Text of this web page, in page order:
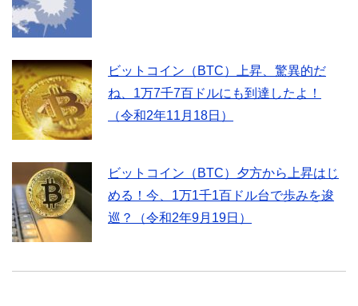
ビットコイン（BTC）上昇、驚異的だ
ね、1万7千7百ドルにも到達したよ！
（令和2年11月18日）
ビットコイン（BTC）夕方から上昇はじ
める！今、1万1千1百ドル台で歩みを逡
巡？（令和2年9月19日）